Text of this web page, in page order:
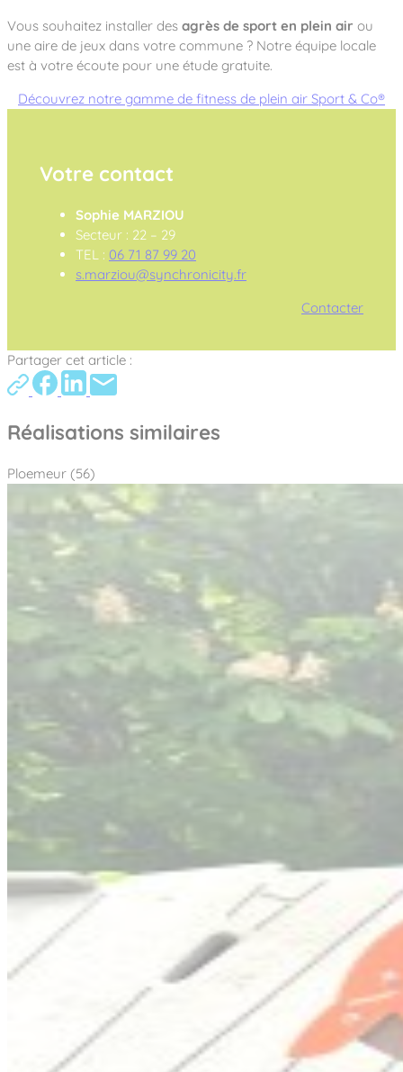
Vous souhaitez installer des agrès de sport en plein air ou
une aire de jeux dans votre commune ? Notre équipe locale
est à votre écoute pour une étude gratuite.
Découvrez notre gamme de fitness de plein air Sport & Co®
Votre contact
Sophie MARZIOU
Secteur : 22 – 29
TEL : 06 71 87 99 20
s.marziou@synchronicity.fr
Contacter
Partager cet article :
Réalisations similaires
Ploemeur (56)